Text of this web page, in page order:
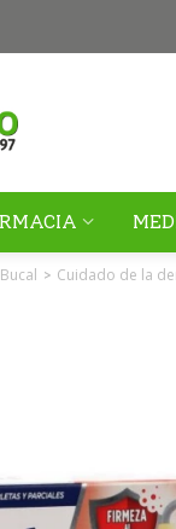
Bucal > Cuidado de la